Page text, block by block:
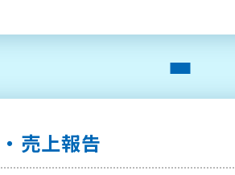
売上報告